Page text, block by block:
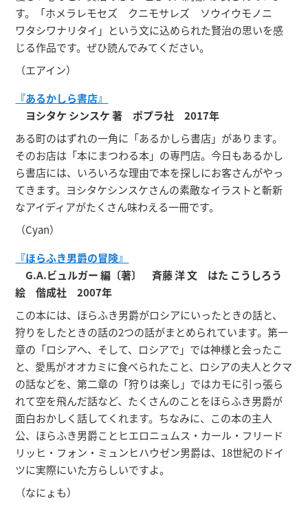
す。「ホメラレモセズ クニモサレズ ソウイウモノニ
ワタシワナリタイ」という文に込められた賢治の思いを感
じる作品です。ぜひ読んでみてください。
（エアイン）
『あるかしら書店』
ヨシタケ シンスケ 著 ポプラ社 2017年
ある町のはずれの一角に「あるかしら書店」があります。
そのお店は「本にまつわる本」の専門店。今日もあるかし
ら書店には、いろいろな理由で本を探しにお客さんがやっ
てきます。ヨシタケシンスケさんの素敵なイラストと斬新
なアイディアがたくさん味わえる一冊です。
（Cyan）
『ほらふき男爵の冒険』
G.A.ビュルガー 編〔著〕 斉藤 洋 文 はた こうしろう
絵 偕成社 2007年
この本には、ほらふき男爵がロシアにいったときの話と、
狩りをしたときの話の2つの話がまとめられています。第一
章の「ロシアへ、そして、ロシアで」では神様と会ったこ
と、愛馬がオオカミに食べられたこと、ロシアの夫人とクマ
の話などを、第二章の「狩りは楽し」ではカモに引っ張ら
れて空を飛んだ話など、たくさんのことをほらふき男爵が
面白おかしく話してくれます。ちなみに、この本の主人
公、ほらふき男爵ことヒエロニュムス・カール・フリード
リッヒ・フォン・ミュンヒハウゼン男爵は、18世紀のドイ
ツに実際にいた方らしいですよ。
（なにょも）